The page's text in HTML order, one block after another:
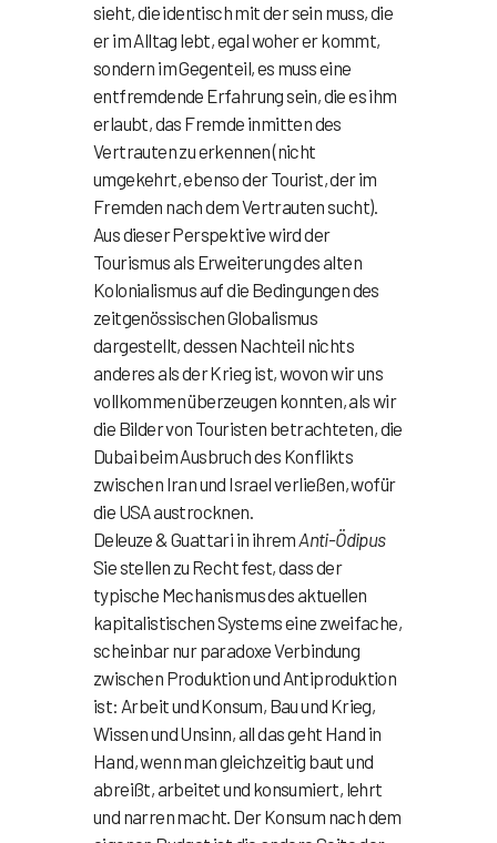
sieht, die identisch mit der sein muss, die
er im Alltag lebt, egal woher er kommt,
sondern im Gegenteil, es muss eine
entfremdende Erfahrung sein, die es ihm
erlaubt, das Fremde inmitten des
Vertrauten zu erkennen (nicht
umgekehrt, ebenso der Tourist, der im
Fremden nach dem Vertrauten sucht).
Aus dieser Perspektive wird der
Tourismus als Erweiterung des alten
Kolonialismus auf die Bedingungen des
zeitgenössischen Globalismus
dargestellt, dessen Nachteil nichts
anderes als der Krieg ist, wovon wir uns
vollkommen überzeugen konnten, als wir
die Bilder von Touristen betrachteten, die
Dubai beim Ausbruch des Konflikts
zwischen Iran und Israel verließen, wofür
die USA austrocknen.
Deleuze & Guattari in ihremAnti-Ödipus
Sie stellen zu Recht fest, dass der
typische Mechanismus des aktuellen
kapitalistischen Systems eine zweifache,
scheinbar nur paradoxe Verbindung
zwischen Produktion und Antiproduktion
ist: Arbeit und Konsum, Bau und Krieg,
Wissen und Unsinn, all das geht Hand in
Hand, wenn man gleichzeitig baut und
abreißt, arbeitet und konsumiert, lehrt
und narren macht. Der Konsum nach dem